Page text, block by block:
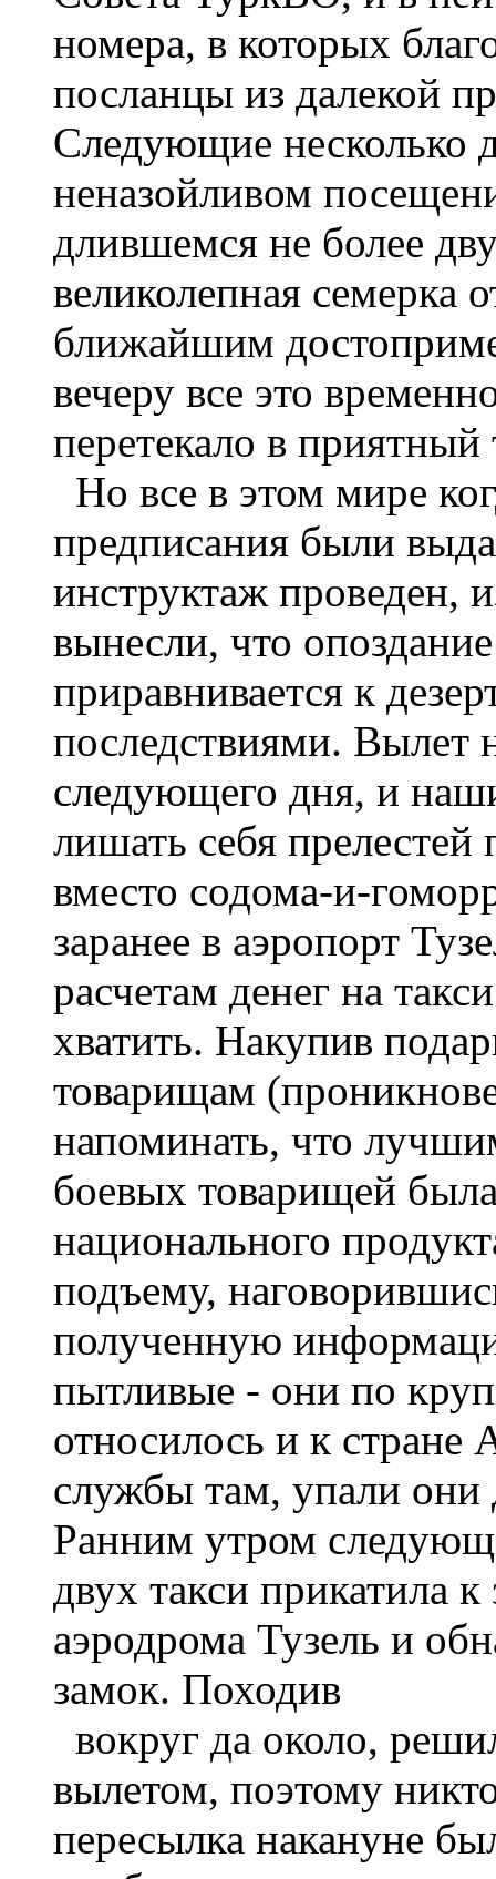
номера, в которых
посланцы из далекой
Следующие несколько
неназойливом
длившемся не более
великолепная семерка
ближайшим
вечеру все это
перетекало в
Но все в этом мире
предписания были
инструктаж проведен,
вынесли, что
приравнивается к
последствиями. Вылет
следующего дня, и
лишать себя
вместо содома-и-
заранее в аэропорт
расчетам денег на
хватить. Накупив
товарищам
напоминать, что
боевых товарищей
национального
подъему,
полученную
пытливые - они по
относилось и к стране
службы там, упали
Ранним утром
двух такси прикатила
аэродрома Тузель и
замок. Походив
вокруг да около,
вылетом, поэтому
пересылка накануне